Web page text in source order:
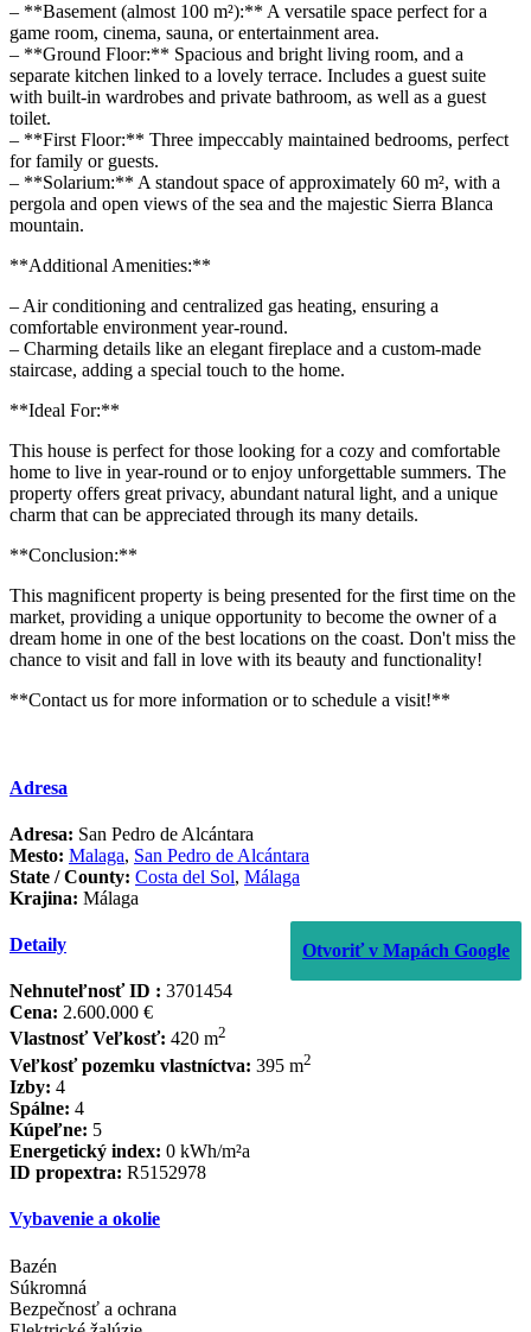
– **Basement (almost 100 m²):** A versatile space perfect for a
game room, cinema, sauna, or entertainment area.
– **Ground Floor:** Spacious and bright living room, and a
separate kitchen linked to a lovely terrace. Includes a guest suite
with built-in wardrobes and private bathroom, as well as a guest
toilet.
– **First Floor:** Three impeccably maintained bedrooms, perfect
for family or guests.
– **Solarium:** A standout space of approximately 60 m², with a
pergola and open views of the sea and the majestic Sierra Blanca
mountain.
**Additional Amenities:**
– Air conditioning and centralized gas heating, ensuring a
comfortable environment year-round.
– Charming details like an elegant fireplace and a custom-made
staircase, adding a special touch to the home.
**Ideal For:**
This house is perfect for those looking for a cozy and comfortable
home to live in year-round or to enjoy unforgettable summers. The
property offers great privacy, abundant natural light, and a unique
charm that can be appreciated through its many details.
**Conclusion:**
This magnificent property is being presented for the first time on the
market, providing a unique opportunity to become the owner of a
dream home in one of the best locations on the coast. Don't miss the
chance to visit and fall in love with its beauty and functionality!
**Contact us for more information or to schedule a visit!**
Adresa
Adresa: San Pedro de Alcántara
Mesto: Malaga, San Pedro de Alcántara
State / County: Costa del Sol, Málaga
Krajina: Málaga
Otvoriť v Mapách Google
Detaily
Nehnuteľnosť ID : 3701454
Cena: 2.600.000 €
Vlastnosť Veľkosť: 420 m2
Veľkosť pozemku vlastníctva: 395 m2
Izby: 4
Spálne: 4
Kúpeľne: 5
Energetický index: 0 kWh/m²a
ID propextra: R5152978
Vybavenie a okolie
Bazén
Súkromná
Bezpečnosť a ochrana